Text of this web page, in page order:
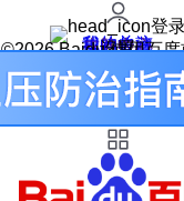
登
我的关注
我的收藏
皮肤中心
用户反馈
设置
©2026 Baidu 使用百度